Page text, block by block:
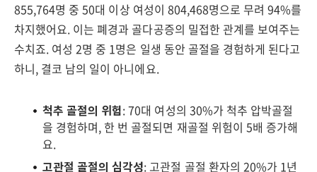
855,764명 중 50대 이상 여성이 804,468명으로 무려 94%를
차지했어요. 이는 폐경과 골다공증의 밀접한 관계를 보여주는
수치죠. 여성 2명 중 1명은 일생 동안 골절을 경험하게 된다고
하니, 결코 남의 일이 아니에요.
척추 골절의 위험: 70대 여성의 30%가 척추 압박골절
을 경험하며, 한 번 골절되면 재골절 위험이 5배 증가해
요.
고관절 골절의 심각성: 고관절 골절 환자의 20%가 1년